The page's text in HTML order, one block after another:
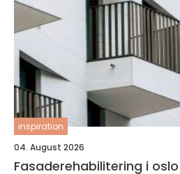
inspiration
04. August 2026
Fasaderehabilitering i oslo trygg fasade i tøft